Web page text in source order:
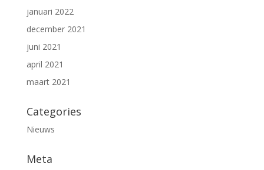
januari 2022
december 2021
juni 2021
april 2021
maart 2021
Categories
Nieuws
Meta